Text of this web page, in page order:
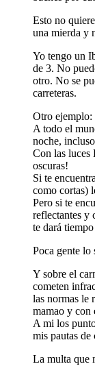
Esto no
una mierda y
Yo tengo un
de 3. No
otro. No se
carreteras.
Otro ejemplo:
A todo el
noche,
Con las
oscuras!
Si te
como cortas)
Pero si te
reflectantes y
te dará
Poca gente lo
Y sobre el
cometen
las normas le
mamao y con
A mi los
mis pautas
La multa que